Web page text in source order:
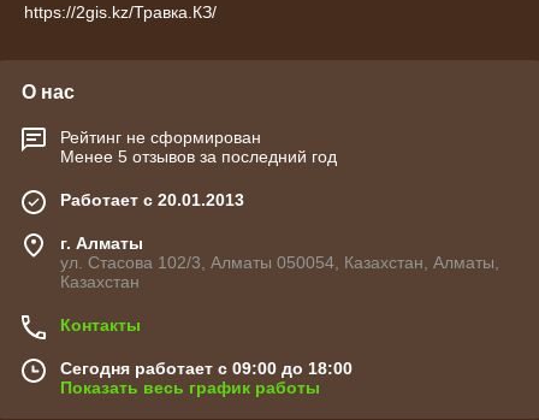
https://2gis.kz/Травка.КЗ/
О нас
Рейтинг не сформирован
Менее 5 отзывов за последний год
Работает с 20.01.2013
г. Алматы
ул. Стасова 102/3, Алматы 050054, Казахстан, Алматы,
Казахстан
Контакты
Сегодня работает с 09:00 до 18:00
Показать весь график работы